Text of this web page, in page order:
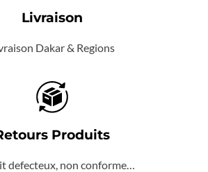
Livraison
Dakar & Regions
Produits
defecteux, non conforme…